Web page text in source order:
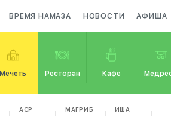
ВРЕМЯ НАМАЗА НОВОСТИ АФИША
Мечеть Ресторан Кафе
АСР МАГРИБ ИША